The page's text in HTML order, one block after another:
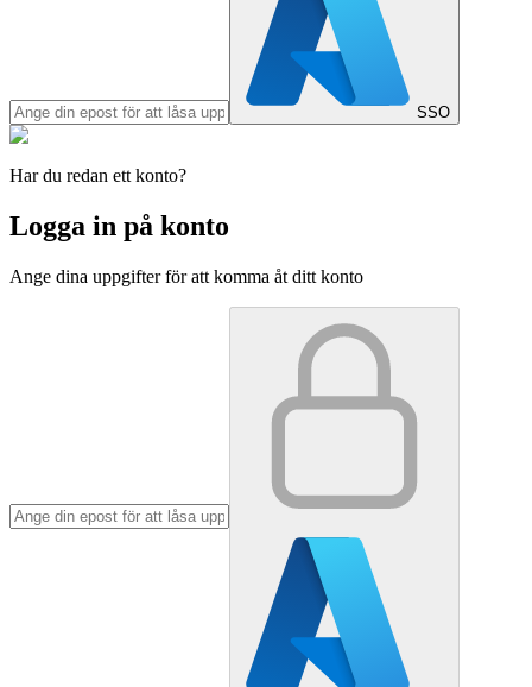
SSO
Har du redan ett konto?
Logga in på konto
Ange dina uppgifter för att komma åt ditt konto